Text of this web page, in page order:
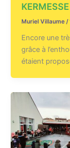
Muriel Villaume/
Encore une
grâce à
étaient